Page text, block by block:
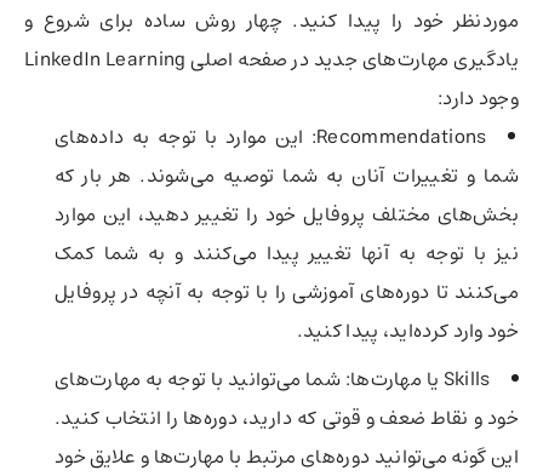
موردنظر خود را پیدا کنید. چهار روش ساده برای شروع و
یادگیری مهارت‌های جدید در صفحه اصلی LinkedIn Learning
وجود دارد:
Recommendations: این موارد با توجه به داده‌های
شما و تغییرات آنان به شما توصیه می‌شوند. هر بار که
بخش‌های مختلف پروفایل خود را تغییر دهید، این موارد
نیز با توجه به آنها تغییر پیدا می‌کنند و به شما کمک
می‌کنند تا دوره‌های آموزشی را با توجه به آنچه در پروفایل
خود وارد کرده‌اید، پیدا کنید.
Skills یا مهارت‌ها: شما می‌توانید با توجه به مهارت‌های
خود و نقاط ضعف و قوتی که دارید، دوره‌ها را انتخاب کنید.
این گونه می‌توانید دوره‌های مرتبط با مهارت‌ها و علایق خود